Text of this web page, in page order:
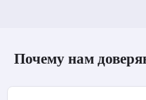
Почему нам